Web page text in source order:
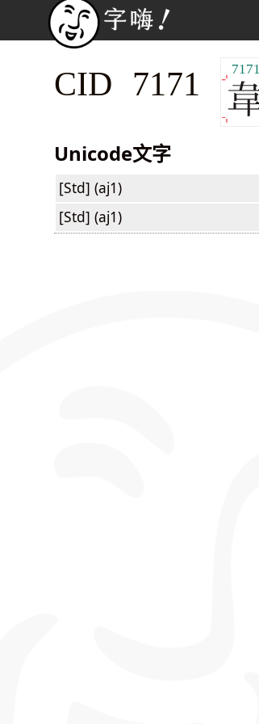
CID 7171 7171
Unicode文字
[Std] (aj1)
[Std] (aj1)